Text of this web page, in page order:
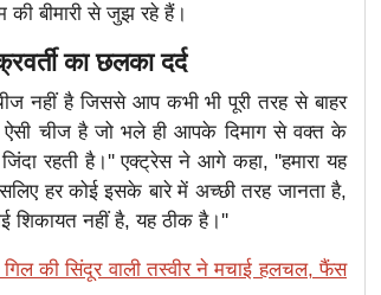
की बीमारी से जुझ रहे हैं।
का छलका दर्द
नहीं है जिससे आप कभी भी पूरी तरह से बाहर
चीज है जो भले ही आपके दिमाग से वक्त के
रहती है।'' एक्ट्रेस ने आगे कहा, ''हमारा यह
हर कोई इसके बारे में अच्छी तरह जानता है,
शिकायत नहीं है, यह ठीक है।''
की सिंदूर वाली तस्वीर ने मचाई हलचल, फैंस